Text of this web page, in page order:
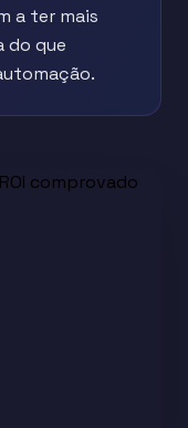
a ter mais
do que